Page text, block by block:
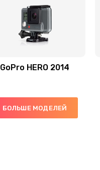
GoPro HERO 2014
БОЛЬШЕ МОДЕЛЕЙ